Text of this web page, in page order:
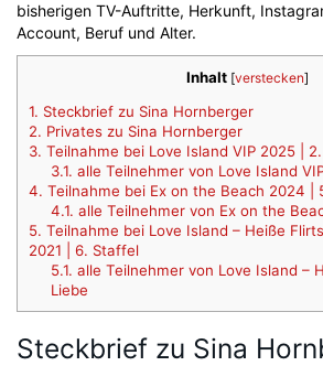
bisherigen TV-Auftritte, Herkunft,
Account, Beruf und Alter.
Inhalt [verstecken]
1. Steckbrief zu Sina Hornberger
2. Privates zu Sina Hornberger
3. Teilnahme bei Love Island VIP 2025 |
3.1. alle Teilnehmer von Love Island
4. Teilnahme bei Ex on the Beach 2024 |
4.1. alle Teilnehmer von Ex on the
5. Teilnahme bei Love Island – Heiße
2021 | 6. Staffel
5.1. alle Teilnehmer von Love Island –
Liebe
Steckbrief zu Sina